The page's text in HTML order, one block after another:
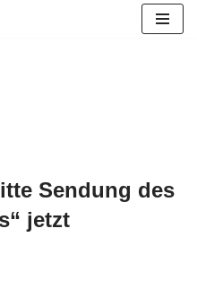
Sendung des
jetzt